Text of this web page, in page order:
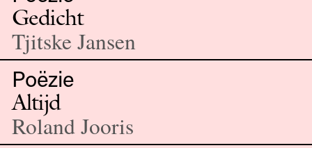
Gedicht
Tjitske Jansen
Poëzie
Altijd
Roland Jooris